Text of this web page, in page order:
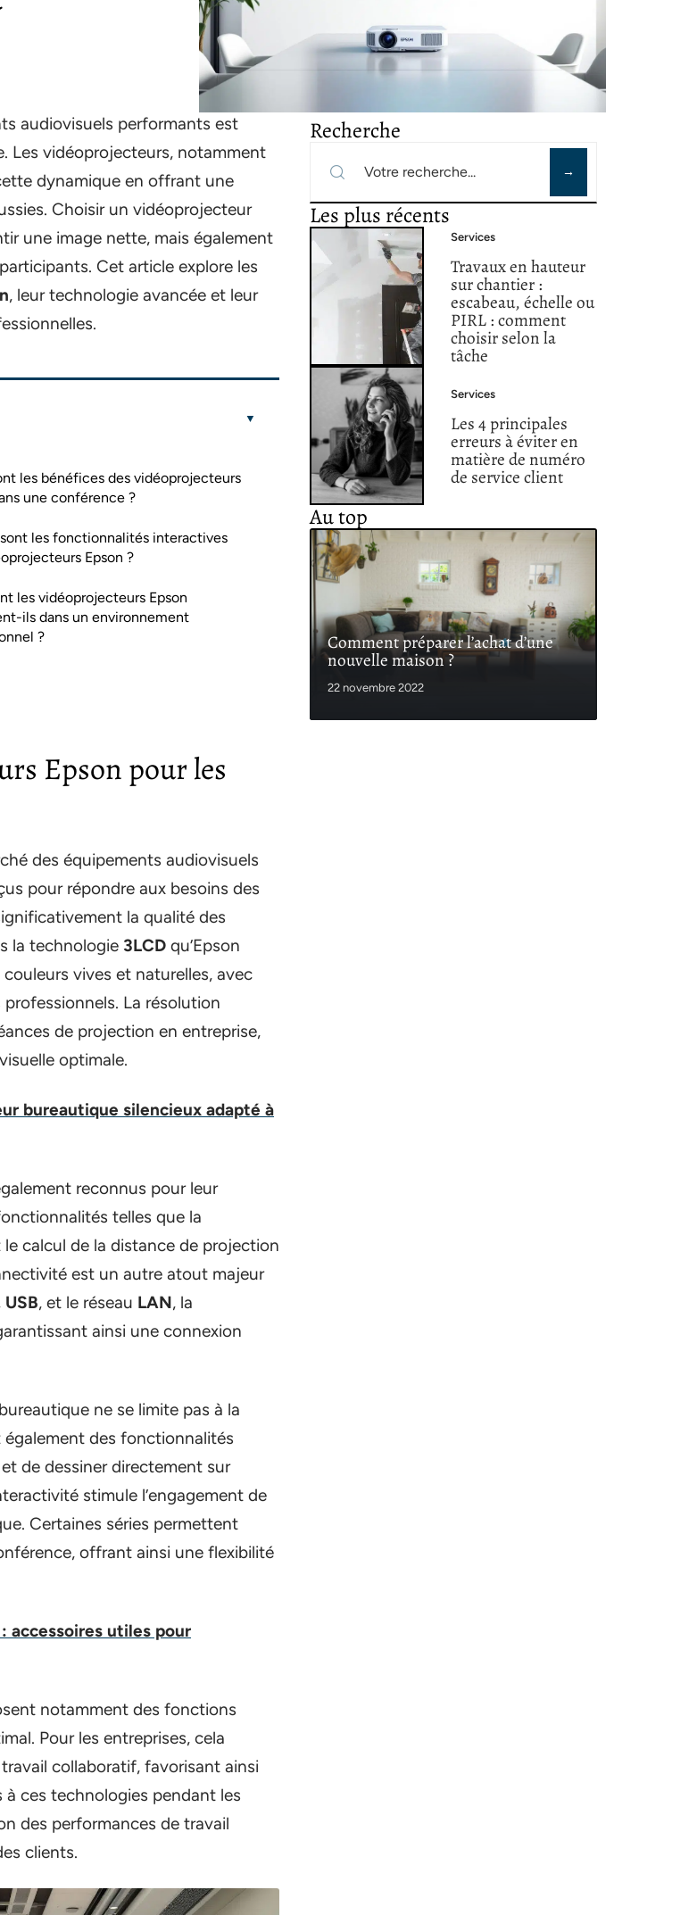
audiovisuels performants est
Les vidéoprojecteurs, notamment
dynamique en offrant une
Choisir un vidéoprojecteur
une image nette, mais également
Cet article explore les
, leur technologie avancée et leur
les bénéfices des vidéoprojecteurs
une conférence ?
les fonctionnalités interactives
Epson ?
les vidéoprojecteurs Epson
ils dans un environnement
?
Epson pour les
des équipements audiovisuels
pour répondre aux besoins des
la qualité des
la technologie 3LCD qu’Epson
vives et naturelles, avec
La résolution
de projection en entreprise,
optimale.
bureautique silencieux adapté à
reconnus pour leur
telles que la
calcul de la distance de projection
est un autre atout majeur
USB, et le réseau LAN, la
ainsi une connexion
ne se limite pas à la
des fonctionnalités
de dessiner directement sur
stimule l’engagement de
Certaines séries permettent
offrant ainsi une flexibilité
accessoires utiles pour
notamment des fonctions
Pour les entreprises, cela
collaboratif, favorisant ainsi
ces technologies pendant les
des performances de travail
clients.
Recherche
Les plus récents
Services
Travaux en hauteur
sur chantier :
escabeau, échelle ou
PIRL : comment
choisir selon la
tâche
Services
Les 4 principales
erreurs à éviter en
matière de numéro
de service client
Au top
Comment préparer l’achat d’une
nouvelle maison ?
22 novembre 2022